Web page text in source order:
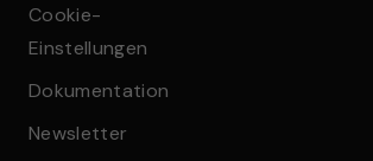
Cookie-
Einstellungen
Dokumentation
Newsletter